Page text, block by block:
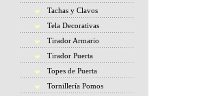
Tachas y Clavos
Tela Decorativas
Tirador Armario
Tirador Puerta
Topes de Puerta
Tornillería Pomos